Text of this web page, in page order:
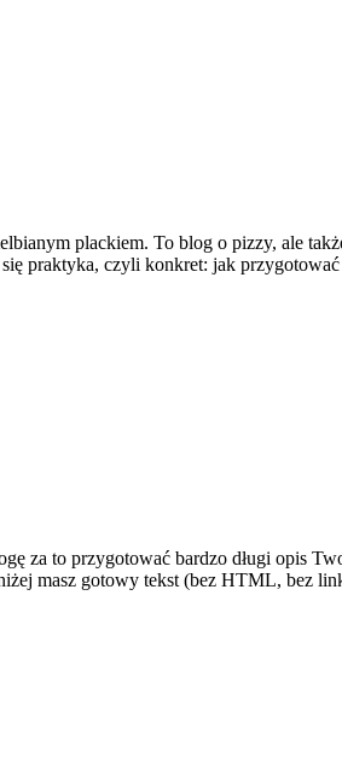
plackiem. To blog o pizzy, ale
praktyka, czyli konkret: jak
za to przygotować bardzo długi opis
masz gotowy tekst (bez HTML, bez